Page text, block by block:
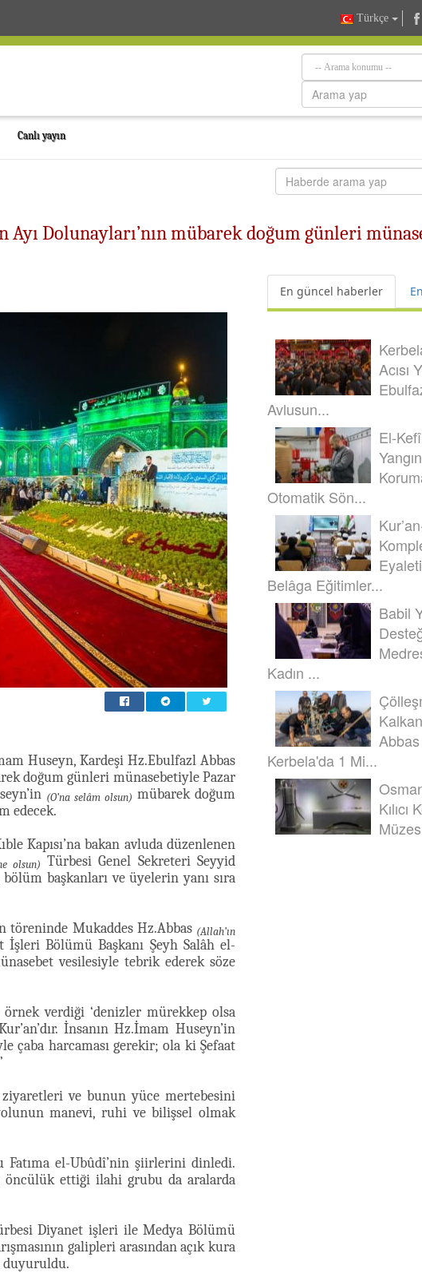
Türkçe
Canlı yayın
Ayı Dolunayları’nın mübarek doğum günleri
Huseyn, Kardeşi Hz.Ebulfazl Abbas
doğum günleri münasebetiyle Pazar
(O’na selâm olsun) mübarek doğum
edecek.
Kapısı’na bakan avluda düzenlenen
olsun)
Türbesi Genel Sekreteri Seyyid
başkanları ve üyelerin yanı sıra
Mukaddes Hz.Abbas (Allah’ın
İşleri Bölümü Başkanı Şeyh Salâh el-
vesilesiyle tebrik ederek söze
örnek verdiği ‘denizler mürekkep olsa
İnsanın Hz.İmam Huseyn’in
çaba harcaması gerekir; ola ki Şefaat
ziyaretleri ve bunun yüce mertebesini
manevi, ruhi ve bilişsel olmak
Fatıma el-Ubûdî’nin şiirlerini dinledi.
öncülük ettiği ilahi grubu da aralarda
Diyanet işleri ile Medya Bölümü
galipleri arasından açık kura
duyuruldu.
En güncel haberler
Acısı
Avlusun...
El-
Otomatik Sön...
Belâga Eğitimler...
Babil
Kadın ...
Kerbela'da 1 Mi...